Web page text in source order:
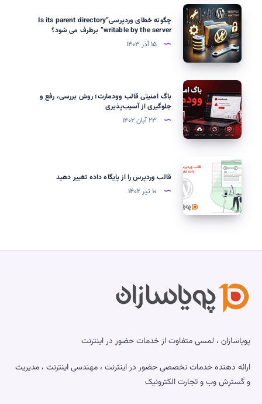
سرور
مجازی
نیاز
داریم؟
مقایسه
VPS
با
هاست
وردپرس
و
اشتراکی
چگونه
خطای
وردپرسی”Is
its
parent
directory
writable
by
the
server”
برطرف
می
شود؟
چگونه خطای وردپرسی”Is its parent directory
writable by the server” برطرف می شود؟
۱۵ آذر ۱۴۰۳
باگ
امنیتی
قالب
وودمارت؛
روش
بررسی،
رفع
و
جلوگیری
از
باگ امنیتی قالب وودمارت؛ روش بررسی، رفع و
جلوگیری از آسیب‌پذیری
۲۳ آبان ۱۴۰۲
قالب
وردپرس
را
از
پایگاه
تغییر
قالب وردپرس را از پایگاه داده تغییر دهید
۱۰ تیر ۱۴۰۲
پویاسازان ، لمسی متفاوت از خدمات حضور در اینترنت
ارائه دهنده خدمات تخصصی حضور در اینترنت ، مهندسی اینترنت ، مدیریت
و گسترش وب و تجارت الکترونیک